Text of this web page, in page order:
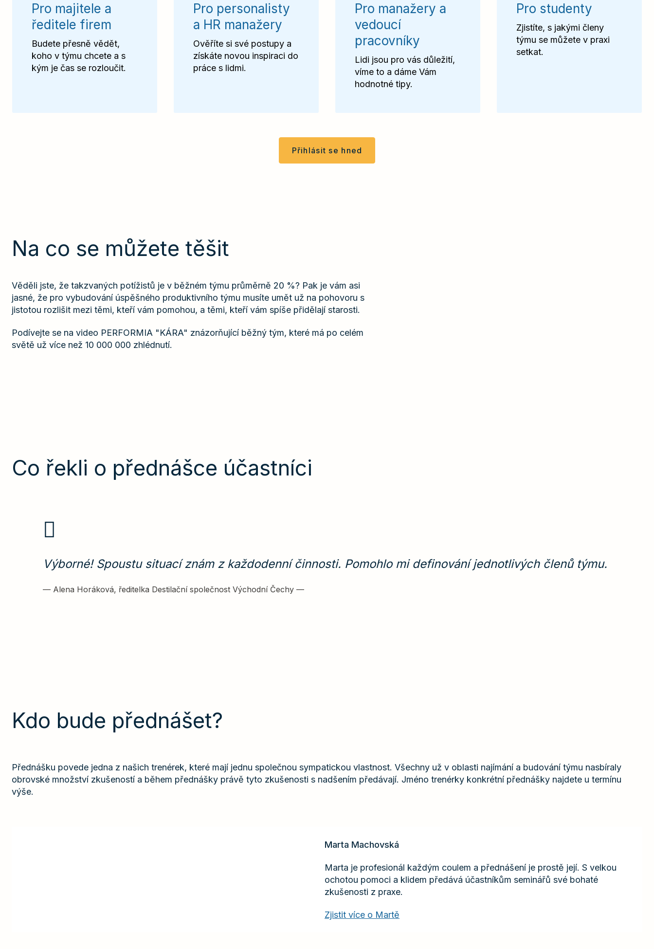
Pro majitele a
ředitele firem
Budete přesně vědět,
koho v týmu chcete a s
kým je čas se rozloučit.
Pro personalisty
a HR manažery
Ověříte si své postupy a
získáte novou inspiraci do
práce s lidmi.
Pro manažery a
vedoucí
pracovníky
Lidi jsou pro vás důležití,
víme to a dáme Vám
hodnotné tipy.
Pro studenty
Zjistíte, s jakými členy
týmu se můžete v praxi
setkat.
Přihlásit se hned
Na co se můžete těšit
Věděli jste, že takzvaných potížistů je v běžném týmu průměrně 20 %? Pak je vám asi
jasné, že pro vybudování úspěšného produktivního týmu musíte umět už na pohovoru s
jistotou rozlišit mezi těmi, kteří vám pomohou, a těmi, kteří vám spíše přidělají starosti.
Podívejte se na video PERFORMIA "KÁRA" znázorňující běžný tým, které má po celém
světě už více než 10 000 000 zhlédnutí.
Co řekli o přednášce účastníci
Výborné! Spoustu situací znám z každodenní činnosti. Pomohlo mi definování jednotlivých členů týmu.
— Alena Horáková, ředitelka Destilační společnost Východní Čechy —
Kdo bude přednášet?
Přednášku povede jedna z našich trenérek, které mají jednu společnou sympatickou vlastnost. Všechny už v oblasti najímání a budování týmu nasbíraly
obrovské množství zkušeností a během přednášky právě tyto zkušenosti s nadšením předávají. Jméno trenérky konkrétní přednášky najdete u termínu
výše.
Marta Machovská
Marta je profesionál každým coulem a přednášení je prostě její. S velkou
ochotou pomoci a klidem předává účastníkům seminářů své bohaté
zkušenosti z praxe.
Zjistit více o Martě